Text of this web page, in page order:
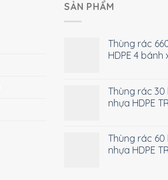
SẢN PHẨM
Thùng rác
HDPE 4 bánh
Thùng rác 30
nhựa HDPE
Thùng rác 60
nhựa HDPE